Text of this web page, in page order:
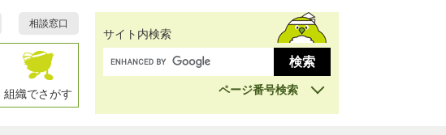
相談窓口
組織でさがす
サイト内検索
ページ番号検索